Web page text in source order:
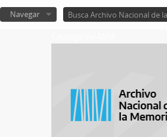
Navegar